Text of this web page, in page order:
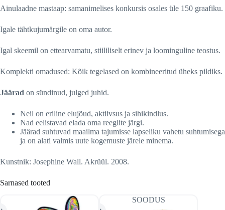
Ainulaadne mastaap: samanimelises konkursis osales üle 150 graafiku.
Igale tähtkujumärgile on oma autor.
Igal skeemil on ettearvamatu, stiililiselt erinev ja loominguline teostus.
Komplekti omadused: Kõik tegelased on kombineeritud üheks pildiks.
Jäärad on sündinud, julged juhid.
Neil on eriline elujõud, aktiivsus ja sihikindlus.
Nad eelistavad elada oma reeglite järgi.
Jäärad suhtuvad maailma tajumisse lapseliku vahetu suhtumisega
ja on alati valmis uute kogemuste järele minema.
Kunstnik: Josephine Wall. Akrüül. 2008.
Sarnased tooted
SOODUS